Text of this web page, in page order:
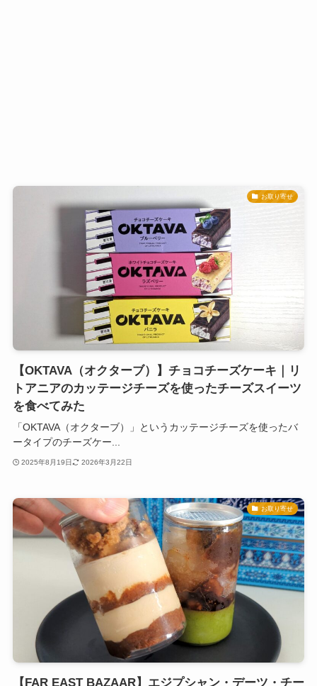
お取り寄せ
【OKTAVA（オクターブ）】チョコチーズケーキ｜リ
トアニアのカッテージチーズを使ったチーズスイーツ
を食べてみた
「OKTAVA（オクターブ）」というカッテージチーズを使ったバ
ータイプのチーズケー...
2025年8月19日 2026年3月22日
お取り寄せ
【FAR EAST BAZAAR】エジプシャン・デーツ・チー